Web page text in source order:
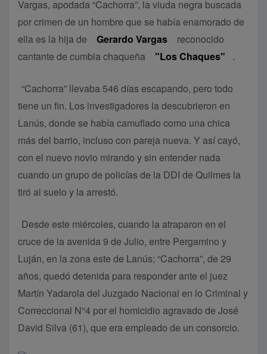
Vargas, apodada “Cachorra”, la viuda negra buscada
por crimen de un hombre que se había enamorado de
ella es la hija de
Gerardo Vargas
reconocido
cantante de cumbia chaqueña
"Los Chaques" .
“Cachorra” llevaba 546 días escapando, pero todo
tiene un fin. Los investigadores la descubrieron en
Lanús, donde se había camuflado como una chica
más del barrio, incluso con pareja nueva. Y así cayó,
con el nuevo novio mirando y sin entender nada
cuando un grupo de policías de la DDI de Quilmes la
tiró al suelo y la arrestó.
Desde este miércoles, cuando la atraparon en el
cruce de la avenida 9 de Julio, entre Pergamino y
Luján, en la zona este de Lanús; “Cachorra”, de 29
años, quedó detenida para responder ante el juez
Martín Yadarola del Juzgado Nacional en lo Criminal y
Correccional N°4 por el homicidio agravado de José
David Silva (61), que era empleado de un consorcio.